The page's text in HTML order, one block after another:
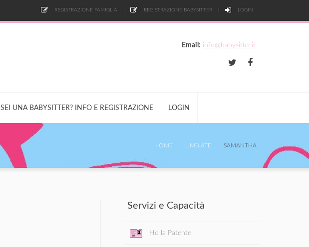
REGISTRAZIONE FAMIGLIA REGISTRAZIONE BABYSITTER LOGIN
Email: info@babysitter.it
SEI UNA BABYSITTER? INFO E REGISTRAZIONE LOGIN
HOME LIMBIATE SAMANTHA
Servizi e Capacità
Ho la Patente